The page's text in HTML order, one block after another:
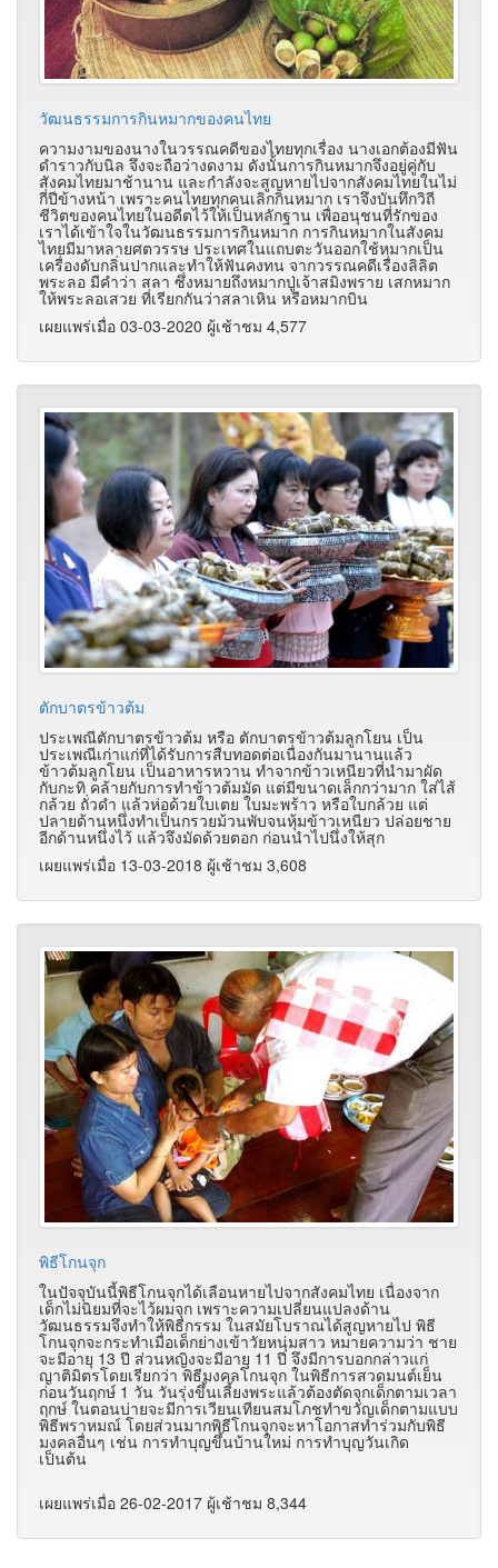
วัฒนธรรมการกินหมากของคนไทย
ความงามของนางในวรรณคดีของไทยทุกเรื่อง นางเอกต้องมีฟัน
ดำราวกับนิล จึงจะถือว่างดงาม ดังนั้นการกินหมากจึงอยู่คู่กับ
สังคมไทยมาช้านาน และกำลังจะสูญหายไปจากสังคมไทยในไม่
กี่ปีข้างหน้า เพราะคนไทยทุกคนเลิกกินหมาก เราจึงบันทึกวิถี
ชีวิตของคนไทยในอดีตไว้ให้เป็นหลักฐาน เพื่ออนุชนที่รักของ
เราได้เข้าใจในวัฒนธรรมการกินหมาก การกินหมากในสังคม
ไทยมีมาหลายศตวรรษ ประเทศในแถบตะวันออกใช้หมากเป็น
เครื่องดับกลิ่นปากและทำให้ฟันคงทน จากวรรณคดีเรื่องลิลิต
พระลอ มีคำว่า สลา ซึ่งหมายถึงหมากปู่เจ้าสมิงพราย เสกหมาก
ให้พระลอเสวย ที่เรียกกันว่าสลาเหิน หรือหมากบิน
เผยแพร่เมื่อ 03-03-2020 ผู้เช้าชม 4,577
ตักบาตรข้าวต้ม
ประเพณีตักบาตรข้าวต้ม หรือ ตักบาตรข้าวต้มลูกโยน เป็น
ประเพณีเก่าแก่ที่ได้รับการสืบทอดต่อเนื่องกันมานานแล้ว
ข้าวต้มลูกโยน เป็นอาหารหวาน ทำจากข้าวเหนียวที่นำมาผัด
กับกะทิ คล้ายกับการทำข้าวต้มมัด แต่มีขนาดเล็กกว่ามาก ใส่ไส้
กล้วย ถั่วดำ แล้วห่อด้วยใบเตย ใบมะพร้าว หรือใบกล้วย แต่
ปลายด้านหนึ่งทำเป็นกรวยม้วนพับจนหุ้มข้าวเหนียว ปล่อยชาย
อีกด้านหนึ่งไว้ แล้วจึงมัดด้วยตอก ก่อนนำไปนึ่งให้สุก
เผยแพร่เมื่อ 13-03-2018 ผู้เช้าชม 3,608
พิธีโกนจุก
ในปัจจุบันนี้พิธีโกนจุกได้เลือนหายไปจากสังคมไทย เนื่องจาก
เด็กไม่นิยมที่จะไว้ผมจุก เพราะความเปลี่ยนแปลงด้าน
วัฒนธรรมจึงทำให้พิธีกรรม ในสมัยโบราณได้สูญหายไป พิธี
โกนจุกจะกระทำเมื่อเด็กย่างเข้าวัยหนุ่มสาว หมายความว่า ชาย
จะมีอายุ 13 ปี ส่วนหญิงจะมีอายุ 11 ปี จึงมีการบอกกล่าวแก่
ญาติมิตรโดยเรียกว่า พิธีมงคลโกนจุก ในพิธีการสวดมนต์เย็น
ก่อนวันฤกษ์ 1 วัน วันรุ่งขึ้นเลี้ยงพระแล้วต้องตัดจุกเด็กตามเวลา
ฤกษ์ ในตอนบ่ายจะมีการเวียนเทียนสมโภชทำขวัญเด็กตามแบบ
พิธีพราหมณ์ โดยส่วนมากพิธีโกนจุกจะหาโอกาสทำร่วมกับพิธี
มงคลอื่นๆ เช่น การทำบุญขึ้นบ้านใหม่ การทำบุญวันเกิด
เป็นต้น
เผยแพร่เมื่อ 26-02-2017 ผู้เช้าชม 8,344